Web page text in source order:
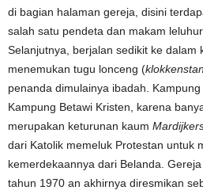
di bagian halaman gereja, disini
salah satu pendeta dan makam
Selanjutnya, berjalan sedikit ke dalam
menemukan tugu lonceng (
penanda dimulainya ibadah.
Kampung Betawi Kristen, karena
merupakan keturunan kaum
dari Katolik memeluk Protestan untuk
kemerdekaannya dari Belanda.
tahun 1970 an akhirnya diresmikan